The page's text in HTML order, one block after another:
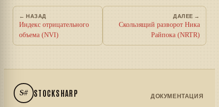
← НАЗАД
Индекс отрицательного
объема (NVI)
ДАЛЕЕ →
Скользящий разворот Ника
Райпока (NRTR)
S# STOCKSHARP ДОКУМЕНТАЦИЯ